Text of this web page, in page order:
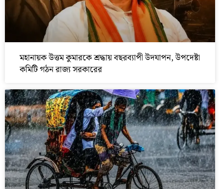
মহানায়ক উত্তম কুমারকে শ্রদ্ধায় বছরব্যাপী উদযাপন, উপদেষ্টা
কমিটি গঠন রাজ্য সরকারের